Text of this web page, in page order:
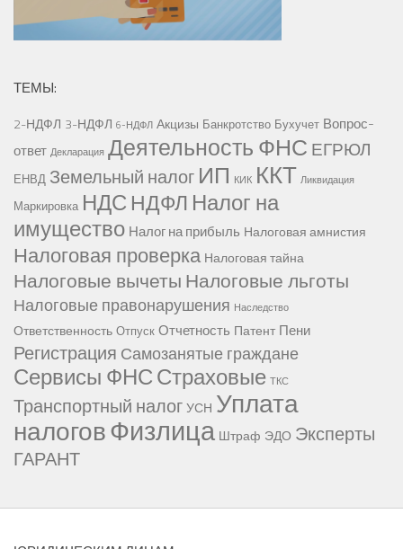
ТЕМЫ:
2-НДФЛ 3-НДФЛ 6-НДФЛ Акцизы Банкротство Бухучет Вопрос-
ответ Декларация Деятельность ФНС ЕГРЮЛ
ЕНВД Земельный налог ИП КИК ККТ Ликвидация
Маркировка НДС НДФЛ Налог на
имущество Налог на прибыль Налоговая амнистия
Налоговая проверка Налоговая тайна
Налоговые вычетыНалоговые льготы
Налоговые правонарушения Наследство
Ответственность Отпуск Отчетность Патент Пени
Регистрация Самозанятые граждане
Сервисы ФНССтраховые ТКС
Транспортный налогУСН Уплата
налоговФизлица Штраф ЭДО Эксперты
ГАРАНТ